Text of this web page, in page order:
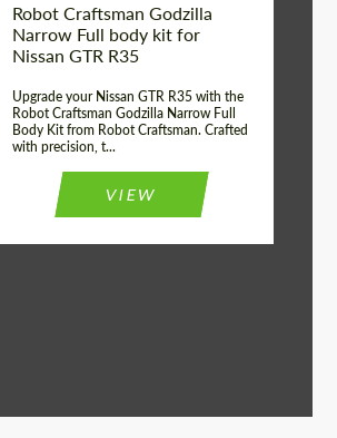
Robot Craftsman Godzilla
Narrow Full body kit for
Nissan GTR R35
Upgrade your Nissan GTR R35 with the
Robot Craftsman Godzilla Narrow Full
Body Kit from Robot Craftsman. Crafted
with precision, t...
VIEW